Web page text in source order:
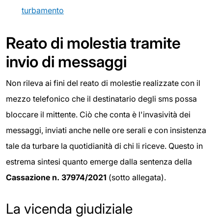
turbamento
Reato di molestia tramite
invio di messaggi
Non rileva ai fini del reato di molestie realizzate con il
mezzo telefonico che il destinatario degli sms possa
bloccare il mittente. Ciò che conta è l'invasività dei
messaggi, inviati anche nelle ore serali e con insistenza
tale da turbare la quotidianità di chi li riceve. Questo in
estrema sintesi quanto emerge dalla sentenza della
Cassazione n. 37974/2021 (sotto allegata).
La vicenda giudiziale